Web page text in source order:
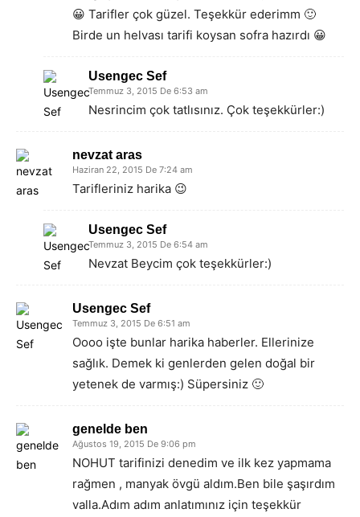
😀 Tarifler çok güzel. Teşekkür ederimm 🙂
Birde un helvası tarifi koysan sofra hazırdı 😀
Usengec Sef
Temmuz 3, 2015 De 6:53 am
Nesrincim çok tatlısınız. Çok teşekkürler:)
nevzat aras
Haziran 22, 2015 De 7:24 am
Tarifleriniz harika 😉
Usengec Sef
Temmuz 3, 2015 De 6:54 am
Nevzat Beycim çok teşekkürler:)
Usengec Sef
Temmuz 3, 2015 De 6:51 am
Oooo işte bunlar harika haberler. Ellerinize
sağlık. Demek ki genlerden gelen doğal bir
yetenek de varmış:) Süpersiniz 🙂
genelde ben
Ağustos 19, 2015 De 9:06 pm
NOHUT tarifinizi denedim ve ilk kez yapmama
rağmen , manyak övgü aldım.Ben bile şaşırdım
valla.Adım adım anlatımınız için teşekkür